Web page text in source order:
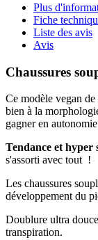
Plus
Fiche
Liste des avis
Avis
Chaussures
Ce modèle vegan
bien à la
gagner en
Tendance et hyper
s'assorti avec tout !
Les chaussures
développement du
Doublure ultra
transpiration.